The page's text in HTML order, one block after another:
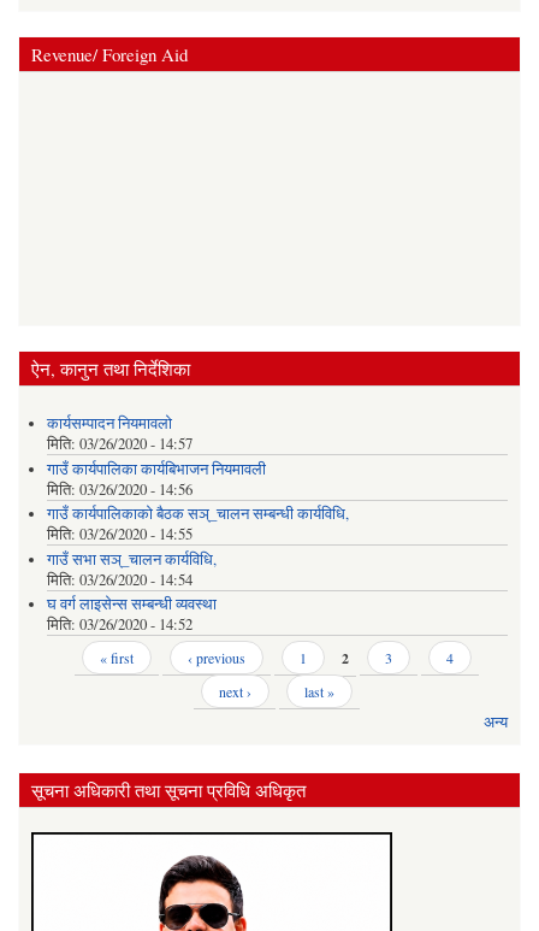
Revenue/ Foreign Aid
ऐन, कानुन तथा निर्देशिका
कार्यसम्पादन नियमावलो
मिति: 03/26/2020 - 14:57
गाउँ कार्यपालिका कार्यबिभाजन नियमावली
मिति: 03/26/2020 - 14:56
गाउँ कार्यपालिकाको बैठक सञ्_चालन सम्बन्धी कार्यविधि,
मिति: 03/26/2020 - 14:55
गाउँ सभा सञ्_चालन कार्यविधि,
मिति: 03/26/2020 - 14:54
घ वर्ग लाइसेन्स सम्बन्धी व्यवस्था
मिति: 03/26/2020 - 14:52
« first ‹ previous 1 2 3
4
next ›
last »
अन्य
सूचना अधिकारी तथा सूचना प्रविधि अधिकृत